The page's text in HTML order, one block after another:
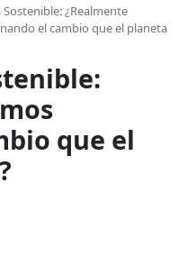
¿Realmente
el cambio que el planeta
que el